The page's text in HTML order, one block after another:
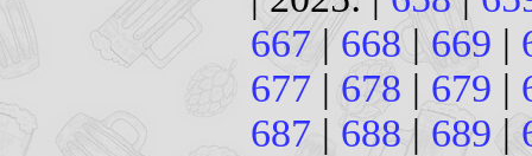
667 |668 |669 |
677 | 678 | 679 |
687 | 688| 689 |